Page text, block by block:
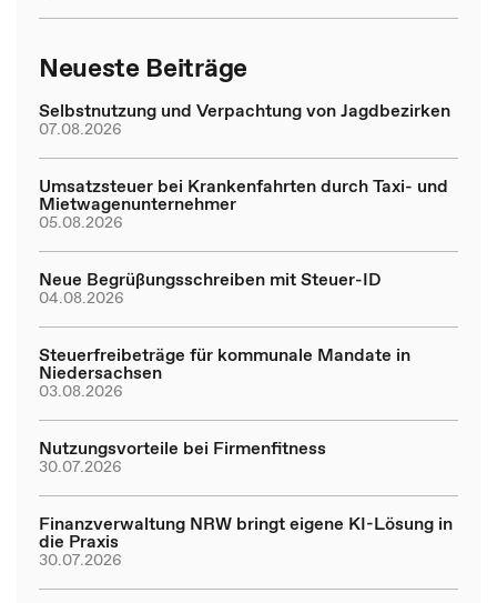
Neueste Beiträge
Selbstnutzung und Verpachtung von Jagdbezirken
07.08.2026
Umsatzsteuer bei Krankenfahrten durch Taxi- und
Mietwagenunternehmer
05.08.2026
Neue Begrüßungsschreiben mit Steuer-ID
04.08.2026
Steuerfreibeträge für kommunale Mandate in
Niedersachsen
03.08.2026
Nutzungsvorteile bei Firmenfitness
30.07.2026
Finanzverwaltung NRW bringt eigene KI-Lösung in
die Praxis
30.07.2026